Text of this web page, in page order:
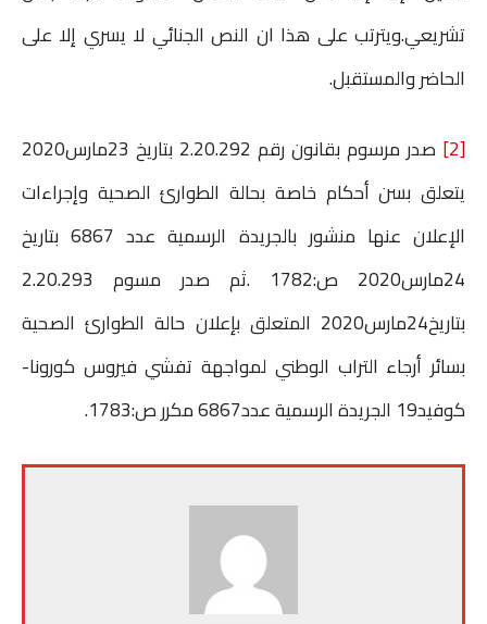
تشريعي.ويترتب على هذا ان النص الجنائي لا يسري إلا على
الحاضر والمستقبل.
[2]
صدر مرسوم بقانون رقم 2.20.292 بتاريخ 23مارس2020
يتعلق بسن أحكام خاصة بحالة الطوارئ الصحية وإجراءات
الإعلان عنها منشور بالجريدة الرسمية عدد 6867 بتاريخ
24مارس2020 ص:1782 .ثم صدر مسوم 2.20.293
بتاريخ24مارس2020 المتعلق بإعلان حالة الطوارئ الصحية
بسائر أرجاء التراب الوطني لمواجهة تفشي فيروس كورونا-
كوفيد19 الجريدة الرسمية عدد6867 مكرر ص:1783.